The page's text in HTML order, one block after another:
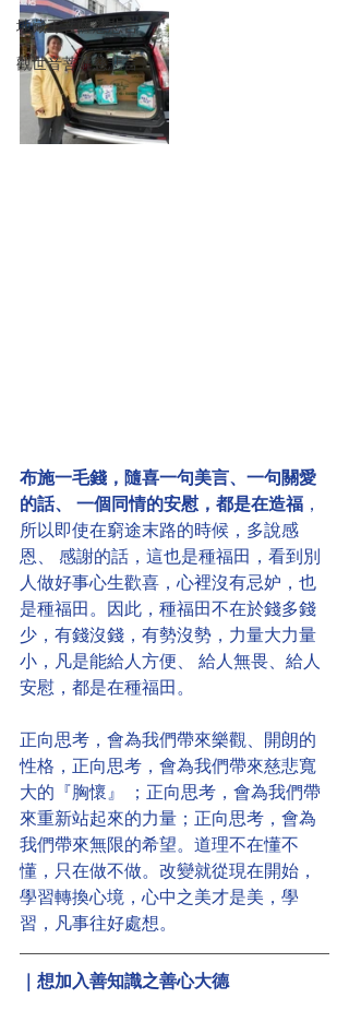
地藏王菩薩慈悲言
觀世音菩薩慈悲言
布施一毛錢，隨喜一句美言、一句關愛
的話、 一個同情的安慰，都是在造福 ，
所以即使在窮途末路的時候，多說感
恩、 感謝的話，這也是種福田，看到別
人做好事心生歡喜，心裡沒有忌妒，也
是種福田。因此，種福田不在於錢多錢
少，有錢沒錢，有勢沒勢，力量大力量
小，凡是能給人方便、 給人無畏、給人
安慰，都是在種福田。
正向思考，會為我們帶來樂觀、開朗的
性格，正向思考，會為我們帶來慈悲寬
大的『胸懷』 ；正向思考，會為我們帶
來重新站起來的力量；正向思考，會為
我們帶來無限的希望。道理不在懂不
懂，只在做不做。改變就從現在開始，
學習轉換心境，心中之美才是美，學
習，凡事往好處想。
｜想加入善知識之善心大德